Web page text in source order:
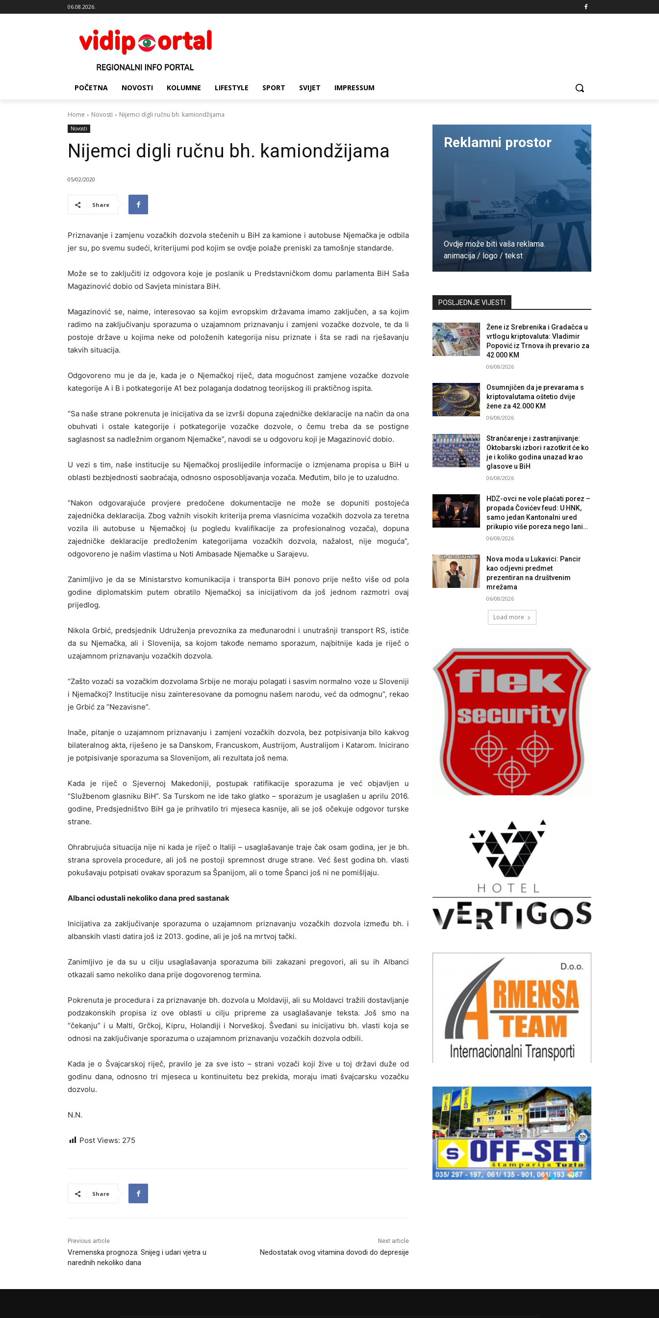
06.08.2026.
POČETNA NOVOSTI KOLUMNE LIFESTYLE SPORT SVIJET IMPRESSUM
Home Novosti Nijemci digli ručnu bh. kamiondžijama
Novosti
Nijemci digli ručnu bh. kamiondžijama
05/02/2020
Share
Priznavanje i zamjenu vozačkih dozvola stečenih u BiH za kamione i autobuse Njemačka je odbila
jer su, po svemu sudeći, kriterijumi pod kojim se ovdje polaže preniski za tamošnje standarde.
Može se to zaključiti iz odgovora koje je poslanik u Predstavničkom domu parlamenta BiH Saša
Magazinović dobio od Savjeta ministara BiH.
Magazinović se, naime, interesovao sa kojim evropskim državama imamo zaključen, a sa kojim
radimo na zaključivanju sporazuma o uzajamnom priznavanju i zamjeni vozačke dozvole, te da li
postoje države u kojima neke od položenih kategorija nisu priznate i šta se radi na rješavanju
takvih situacija.
Odgovoreno mu je da je, kada je o Njemačkoj riječ, data mogućnost zamjene vozačke dozvole
kategorije A i B i potkategorije A1 bez polaganja dodatnog teorijskog ili praktičnog ispita.
“Sa naše strane pokrenuta je inicijativa da se izvrši dopuna zajedničke deklaracije na način da ona
obuhvati i ostale kategorije i potkategorije vozačke dozvole, o čemu treba da se postigne
saglasnost sa nadležnim organom Njemačke”, navodi se u odgovoru koji je Magazinović dobio.
U vezi s tim, naše institucije su Njemačkoj proslijedile informacije o izmjenama propisa u BiH u
oblasti bezbjednosti saobraćaja, odnosno osposobljavanja vozača. Međutim, bilo je to uzaludno.
“Nakon odgovarajuće provjere predočene dokumentacije ne može se dopuniti postojeća
zajednička deklaracija. Zbog važnih visokih kriterija prema vlasnicima vozačkih dozvola za teretna
vozila ili autobuse u Njemačkoj (u pogledu kvalifikacije za profesionalnog vozača), dopuna
zajedničke deklaracije predloženim kategorijama vozačkih dozvola, nažalost, nije moguća”,
odgovoreno je našim vlastima u Noti Ambasade Njemačke u Sarajevu.
Zanimljivo je da se Ministarstvo komunikacija i transporta BiH ponovo prije nešto više od pola
godine diplomatskim putem obratilo Njemačkoj sa inicijativom da još jednom razmotri ovaj
prijedlog.
Nikola Grbić, predsjednik Udruženja prevoznika za međunarodni i unutrašnji transport RS, ističe
da su Njemačka, ali i Slovenija, sa kojom takođe nemamo sporazum, najbitnije kada je riječ o
uzajamnom priznavanju vozačkih dozvola.
“Zašto vozači sa vozačkim dozvolama Srbije ne moraju polagati i sasvim normalno voze u Sloveniji
i Njemačkoj? Institucije nisu zainteresovane da pomognu našem narodu, već da odmognu”, rekao
je Grbić za “Nezavisne”.
Inače, pitanje o uzajamnom priznavanju i zamjeni vozačkih dozvola, bez potpisivanja bilo kakvog
bilateralnog akta, riješeno je sa Danskom, Francuskom, Austrijom, Australijom i Katarom. Inicirano
je potpisivanje sporazuma sa Slovenijom, ali rezultata još nema.
Kada je riječ o Sjevernoj Makedoniji, postupak ratifikacije sporazuma je već objavljen u
“Službenom glasniku BiH”. Sa Turskom ne ide tako glatko – sporazum je usaglašen u aprilu 2016.
godine, Predsjedništvo BiH ga je prihvatilo tri mjeseca kasnije, ali se još očekuje odgovor turske
strane.
Ohrabrujuća situacija nije ni kada je riječ o Italiji – usaglašavanje traje čak osam godina, jer je bh.
strana sprovela procedure, ali još ne postoji spremnost druge strane. Već šest godina bh. vlasti
pokušavaju potpisati ovakav sporazum sa Španijom, ali o tome Španci još ni ne pomišljaju.
Albanci odustali nekoliko dana pred sastanak
Inicijativa za zaključivanje sporazuma o uzajamnom priznavanju vozačkih dozvola između bh. i
albanskih vlasti datira još iz 2013. godine, ali je još na mrtvoj tački.
Zanimljivo je da su u cilju usaglašavanja sporazuma bili zakazani pregovori, ali su ih Albanci
otkazali samo nekoliko dana prije dogovorenog termina.
Pokrenuta je procedura i za priznavanje bh. dozvola u Moldaviji, ali su Moldavci tražili dostavljanje
podzakonskih propisa iz ove oblasti u cilju pripreme za usaglašavanje teksta. Još smo na
“čekanju” i u Malti, Grčkoj, Kipru, Holandiji i Norveškoj. Šveđani su inicijativu bh. vlasti koja se
odnosi na zaključivanje sporazuma o uzajamnom priznavanju vozačkih dozvola odbili.
Kada je o Švajcarskoj riječ, pravilo je za sve isto – strani vozači koji žive u toj državi duže od
godinu dana, odnosno tri mjeseca u kontinuitetu bez prekida, moraju imati švajcarsku vozačku
dozvolu.
N.N.
Post Views: 275
Share
Previous article
Vremenska prognoza: Snijeg i udari vjetra u
narednih nekoliko dana
Next article
Nedostatak ovog vitamina dovodi do depresije
Reklamni prostor
Ovdje može biti vaša reklama.
animacija / logo / tekst
POSLJEDNJE VIJESTI
Žene iz Srebrenika i Gradačca u
vrtlogu kriptovaluta: Vladimir
Popović iz Trnova ih prevario za
42 000 KM
06/08/2026
Osumnjičen da je prevarama s
kriptovalutama oštetio dvije
žene za 42.000 KM
06/08/2026
Strančarenje i zastranjivanje:
Oktobarski izbori razotkrit će ko
je i koliko godina unazad krao
glasove u BiH
06/08/2026
HDZ-ovci ne vole plaćati porez –
propada Čovićev feud: U HNK,
samo jedan Kantonalni ured
prikupio više poreza nego lani…
06/08/2026
Nova moda u Lukavici: Pancir
kao odjevni predmet
prezentiran na društvenim
mrežama
06/08/2026
Load more